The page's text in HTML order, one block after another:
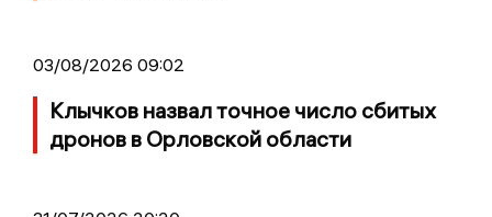
03/08/2026 09:02
Клычков назвал точное число сбитых
дронов в Орловской области